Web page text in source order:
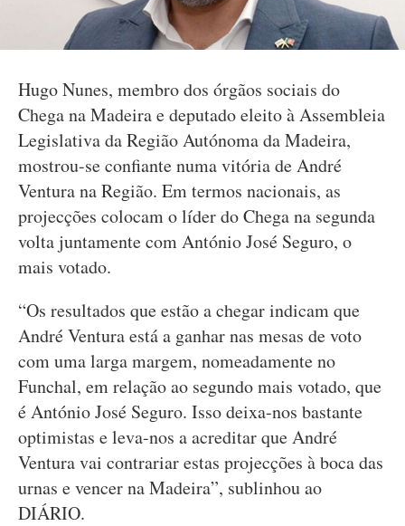
Hugo Nunes, membro dos órgãos sociais do
Chega na Madeira e deputado eleito à Assembleia
Legislativa da Região Autónoma da Madeira,
mostrou-se confiante numa vitória de André
Ventura na Região. Em termos nacionais, as
projecções colocam o líder do Chega na segunda
volta juntamente com António José Seguro, o
mais votado.
“Os resultados que estão a chegar indicam que
André Ventura está a ganhar nas mesas de voto
com uma larga margem, nomeadamente no
Funchal, em relação ao segundo mais votado, que
é António José Seguro. Isso deixa-nos bastante
optimistas e leva-nos a acreditar que André
Ventura vai contrariar estas projecções à boca das
urnas e vencer na Madeira”, sublinhou ao
DIÁRIO.